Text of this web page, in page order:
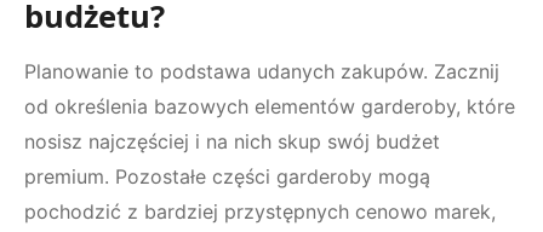
budżetu?
Planowanie to podstawa udanych zakupów. Zacznij
od określenia bazowych elementów garderoby, które
nosisz najczęściej i na nich skup swój budżet
premium. Pozostałe części garderoby mogą
pochodzić z bardziej przystępnych cenowo marek,